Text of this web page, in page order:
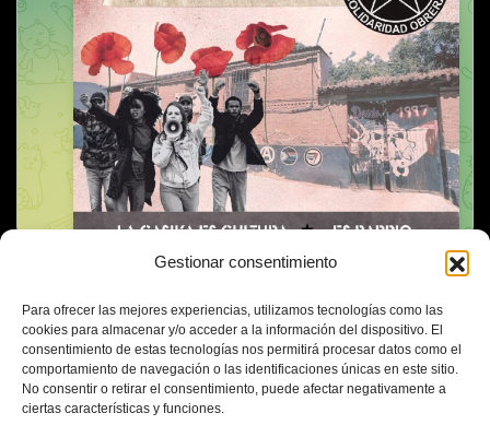
Gestionar consentimiento
Para ofrecer las mejores experiencias, utilizamos tecnologías como las
cookies para almacenar y/o acceder a la información del dispositivo. El
consentimiento de estas tecnologías nos permitirá procesar datos como el
comportamiento de navegación o las identificaciones únicas en este sitio.
No consentir o retirar el consentimiento, puede afectar negativamente a
ciertas características y funciones.